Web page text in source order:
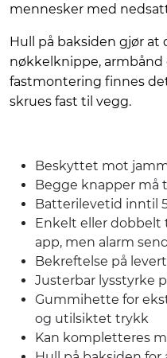
mennesker med
Hull på baksiden gjør
nøkkelknippe, armbånd
fastmontering finnes
skrues fast til vegg.
Beskyttet mot
Begge knapper må
Batterilevetid inntil
Enkelt eller dobbelt
app, men alarm
Bekreftelse på
Justerbar lysstyrke
Gummihette for
og utilsiktet trykk
Kan kompletteres